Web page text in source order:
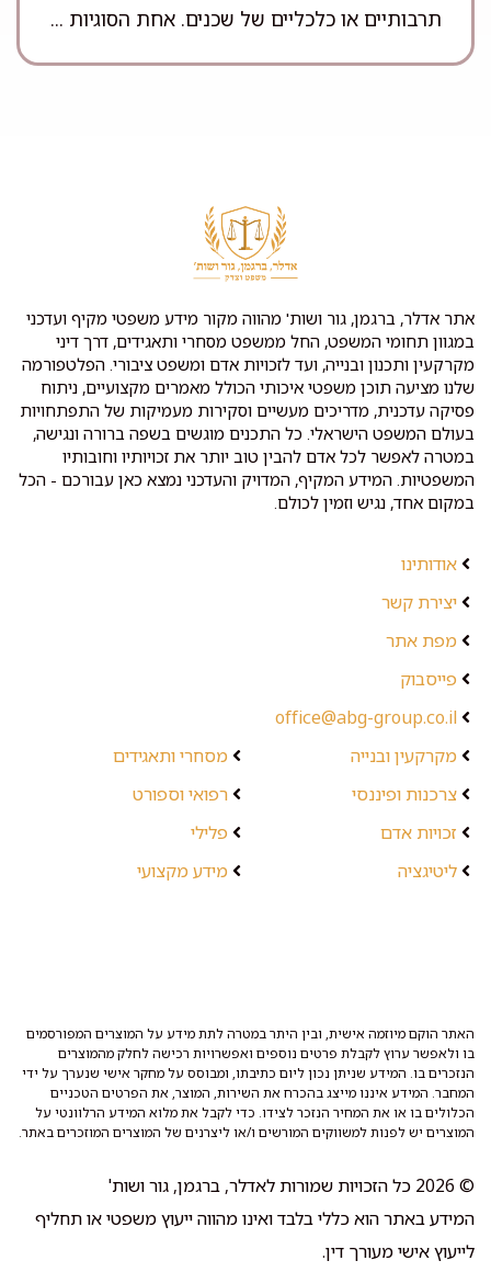
תרבותיים או כלכליים של שכנים. אחת הסוגיות ...
אתר אדלר, ברגמן, גור ושות' מהווה מקור מידע משפטי מקיף ועדכני
במגוון תחומי המשפט, החל ממשפט מסחרי ותאגידים, דרך דיני
מקרקעין ותכנון ובנייה, ועד לזכויות אדם ומשפט ציבורי. הפלטפורמה
שלנו מציעה תוכן משפטי איכותי הכולל מאמרים מקצועיים, ניתוח
פסיקה עדכנית, מדריכים מעשיים וסקירות מעמיקות של התפתחויות
בעולם המשפט הישראלי. כל התכנים מוגשים בשפה ברורה ונגישה,
במטרה לאפשר לכל אדם להבין טוב יותר את זכויותיו וחובותיו
המשפטיות. המידע המקיף, המדויק והעדכני נמצא כאן עבורכם - הכל
במקום אחד, נגיש וזמין לכולם.
אודותינו
יצירת קשר
מפת אתר
פייסבוק
office@abg-group.co.il
מקרקעין ובנייה
צרכנות ופיננסי
זכויות אדם
ליטיגציה
מסחרי ותאגידים
רפואי וספורט
פלילי
מידע מקצועי
האתר הוקם מיוזמה אישית, ובין היתר במטרה לתת מידע על המוצרים המפורסמים
בו ולאפשר ערוץ לקבלת פרטים נוספים ואפשרויות רכישה לחלק מהמוצרים
הנזכרים בו. המידע שניתן נכון ליום כתיבתו, ומבוסס על מחקר אישי שנערך על ידי
המחבר. המידע איננו מייצג בהכרח את השירות, המוצר, את הפרטים הטכניים
הכלולים בו או את המחיר הנזכר לצידו. כדי לקבל את מלוא המידע הרלוונטי על
המוצרים יש לפנות למשווקים המורשים ו/או ליצרנים של המוצרים המוזכרים באתר.
© 2026 כל הזכויות שמורות לאדלר, ברגמן, גור ושות'
המידע באתר הוא כללי בלבד ואינו מהווה ייעוץ משפטי או תחליף
לייעוץ אישי מעורך דין.